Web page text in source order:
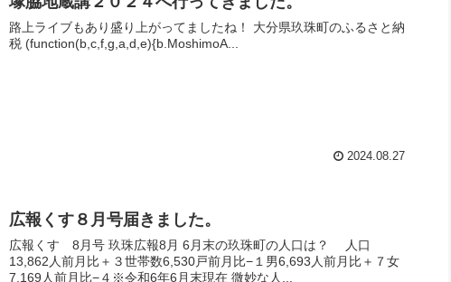
路上ライブもあり盛り上がってましたね！ 大分県玖珠町のふるさと納
税 (function(b,c,f,g,a,d,e){b.MoshimoA...
2024.08.27
広報くす８月号届きました。
広報くす 8月号 玖珠広報8月 6月末の玖珠町の人口は？ 人口
13,862人前月比＋３世帯数6,530戸前月比−１男6,693人前月比＋７女
7,169人前月比−４※令和6年6月末現在 微妙な人...